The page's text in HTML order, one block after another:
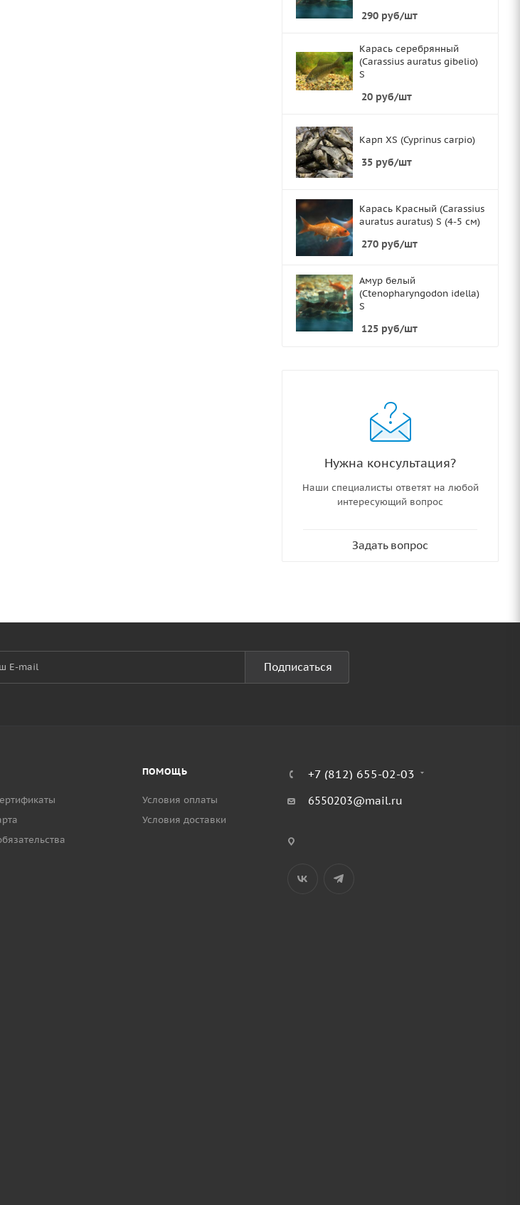
290 руб/шт
Карась серебрянный
(Carassius auratus gibelio)
S
20 руб/шт
Карп XS (Cyprinus carpio)
35 руб/шт
Карась Красный (Carassius
auratus auratus) S (4-5 см)
270 руб/шт
Амур белый
(Ctenopharyngodon idella)
S
125 руб/шт
Нужна консультация?
Наши специалисты ответят на любой
интересующий вопрос
Задать вопрос
Подписаться
ПОМОЩЬ
Условия оплаты
Условия доставки
+7 (812) 655-02-03
6550203@mail.ru